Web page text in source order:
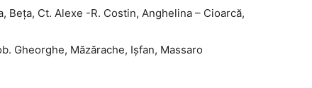
Beţa, Ct. Alexe -R. Costin, Anghelina – Cioarcă,
Gheorghe, Măzărache, Işfan, Massaro